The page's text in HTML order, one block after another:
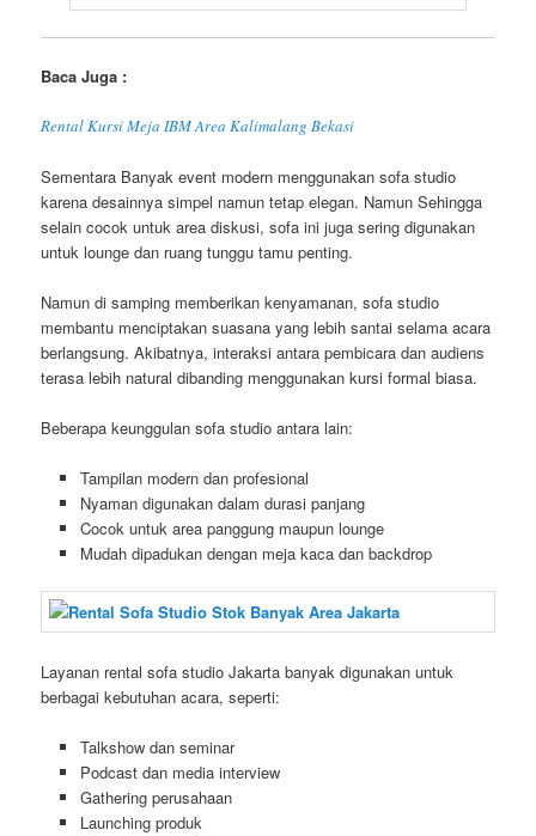
Baca Juga :
Rental Kursi Meja IBM Area Kalimalang Bekasi
Sementara Banyak event modern menggunakan sofa studio
karena desainnya simpel namun tetap elegan. Namun Sehingga
selain cocok untuk area diskusi, sofa ini juga sering digunakan
untuk lounge dan ruang tunggu tamu penting.
Namun di samping memberikan kenyamanan, sofa studio
membantu menciptakan suasana yang lebih santai selama acara
berlangsung. Akibatnya, interaksi antara pembicara dan audiens
terasa lebih natural dibanding menggunakan kursi formal biasa.
Beberapa keunggulan sofa studio antara lain:
Tampilan modern dan profesional
Nyaman digunakan dalam durasi panjang
Cocok untuk area panggung maupun lounge
Mudah dipadukan dengan meja kaca dan backdrop
Layanan rental sofa studio Jakarta banyak digunakan untuk
berbagai kebutuhan acara, seperti:
Talkshow dan seminar
Podcast dan media interview
Gathering perusahaan
Launching produk